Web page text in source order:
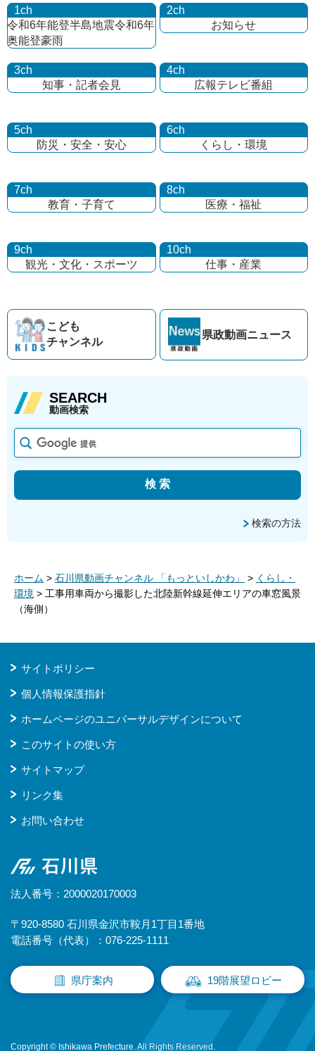
1ch
令和6年能登半島地震令和6年
奥能登豪雨
2ch
お知らせ
3ch
知事・記者会見
4ch
広報テレビ番組
5ch
防災・安全・安心
6ch
くらし・環境
7ch
教育・子育て
8ch
医療・福祉
9ch
観光・文化・ スポーツ
10ch
仕事・産業
こども
チャンネル
県政動画ニュース
SEARCH
動画検索
検索の方法
ホーム > 石川県動画チャンネル 「もっといしかわ」 > くらし・
環境 > 工事用車両から撮影した北陸新幹線延伸エリアの車窓風景
（海側）
サイトポリシー
個人情報保護指針
ホームページのユニバーサルデザインについて
このサイトの使い方
サイトマップ
リンク集
お問い合わせ
石川県
法人番号：2000020170003
〒920-8580 石川県金沢市鞍月1丁目1番地
電話番号（代表）：076-225-1111
県庁案内 19階展望ロビー
Copyright © Ishikawa Prefecture. All Rights Reserved.